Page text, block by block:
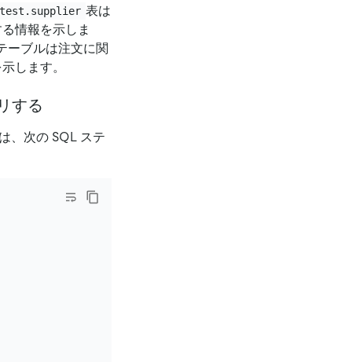
test.supplier 表は
情報を示しま
ーブルは注文に関
します。
する
、次の SQL ステ